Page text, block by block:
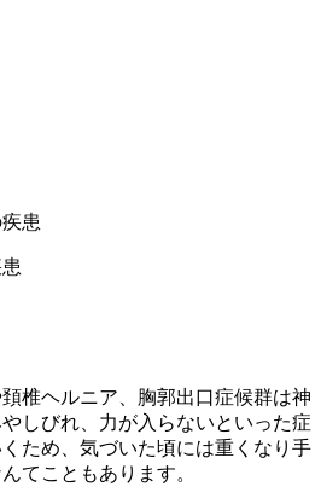
患
椎ヘルニア、胸郭出口症候群は神
しびれ、力が入らないといった症
ため、気づいた頃には重くなり手
てこともあります。